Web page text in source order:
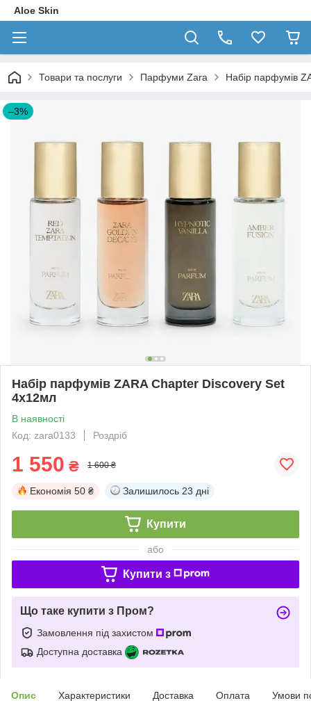
Aloe Skin
Товари та послуги Парфуми Zara Набір парфумів
–3%
Набір парфумів ZARA Chapter Discovery Set
4x12мл
В наявності
Код: zara0133
Роздріб
1 550 ₴ 1 600 ₴
Економія 50 ₴ Залишилось 23 дні
Купити
або
Купити з
Що таке купити з Пром?
Замовлення під захистом
Доступна доставка
Опис Характеристики Доставка Оплата Умови